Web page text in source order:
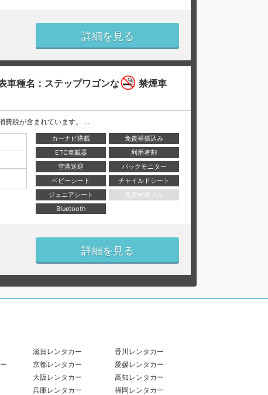
詳細を見る
種名：ステップワゴンな
禁煙車
費税が含まれています。 ...
カーナビ搭載
免責補償込み
ETC車載器
利用者割
空港送迎
バックモニター
ベビーシート
チャイルドシート
ジュニアシート
免責補償フル
Bluetooth
詳細を見る
滋賀レンタカー
京都レンタカー
大阪レンタカー
兵庫レンタカー
香川レンタカー
愛媛レンタカー
高知レンタカー
福岡レンタカー